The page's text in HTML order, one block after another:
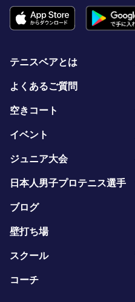
テニスベアとは
よくあるご質問
空きコート
イベント
ジュニア大会
日本人男子プロテニス選手
ブログ
壁打ち場
スクール
コーチ